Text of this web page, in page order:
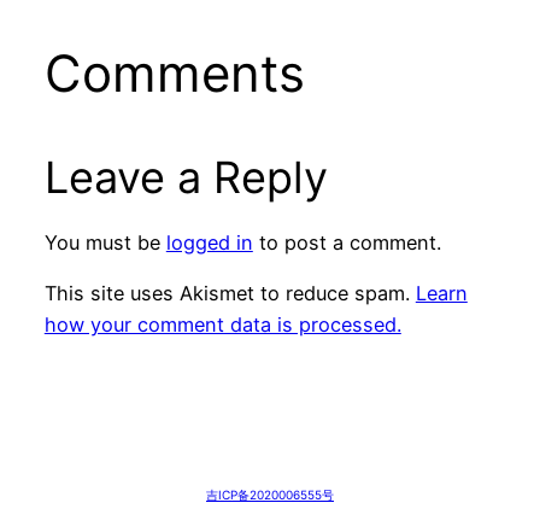
Comments
Leave a Reply
You must be logged in to post a comment.
This site uses Akismet to reduce spam. Learn
how your comment data is processed.
吉ICP备2020006555号